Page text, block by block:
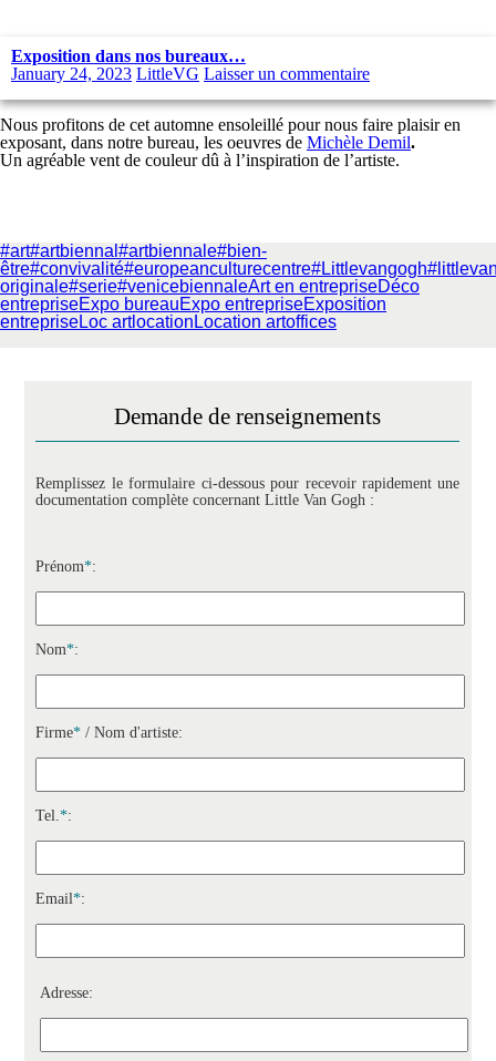
Exposition dans nos bureaux…
January 24, 2023 LittleVG Laisser un commentaire
Nous profitons de cet automne ensoleillé pour nous faire plaisir en
exposant, dans notre bureau, les oeuvres de Michèle Demil.
Un agréable vent de couleur dû à l’inspiration de l’artiste.
#art#artbiennal #artbiennale#bien-
être#convivalité#europeanculturecentre#Littlevangogh
originale#serie#venicebiennaleArt en entrepriseDéco
entrepriseExpo bureauExpo entrepriseExposition
entrepriseLoc artlocation Location artoffices
Demande de renseignements
Remplissez le formulaire ci-dessous pour recevoir rapidement une
documentation complète concernant Little Van Gogh :
Prénom*:
Nom*:
Firme* / Nom d'artiste:
Tel.*:
Email*:
Adresse: